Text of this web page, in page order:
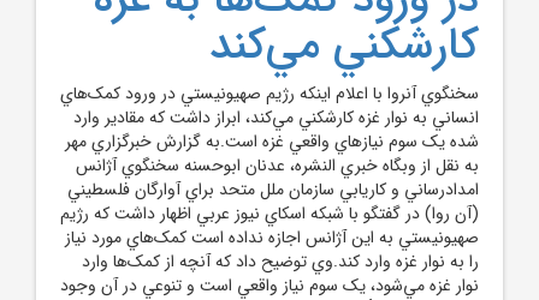
کارشکني مي‌کند
سخنگوي آنروا با اعلام اينکه رژيم صهيونيستي در ورود کمک‌هاي
انساني به نوار غزه کارشکني مي‌کند، ابراز داشت که مقادير وارد
شده يک سوم نيازهاي واقعي غزه است.به گزارش خبرگزاري مهر
به نقل از وبگاه خبري النشره، عدنان ابوحسنه سخنگوي آژانس
امدادرساني و کاريابي سازمان ملل متحد براي آوارگان فلسطيني
(آن روا) در گفتگو با شبکه اسکاي نيوز عربي اظهار داشت که رژيم
صهيونيستي به اين آژانس اجازه نداده است کمک‌هاي مورد نياز
را به نوار غزه وارد کند.وي توضيح داد که آنچه از کمک‌ها وارد
نوار غزه مي‌شود، يک سوم نياز واقعي است و تنوعي در آن وجود